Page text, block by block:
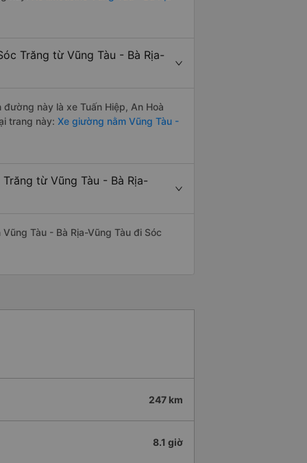
Trăng từ Vũng Tàu - Bà Rịa-
này là xe Tuấn Hiệp, An Hoà
trang này: Xe giường nằm Vũng Tàu -
từ Vũng Tàu - Bà Rịa-
Tàu - Bà Rịa-Vũng Tàu đi Sóc
247 km
8.1 giờ